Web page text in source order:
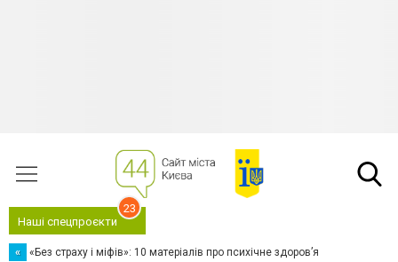
Наші спецпроєкти
23
« «Без страху і міфів»: 10 матеріалів про психічне здоров’я